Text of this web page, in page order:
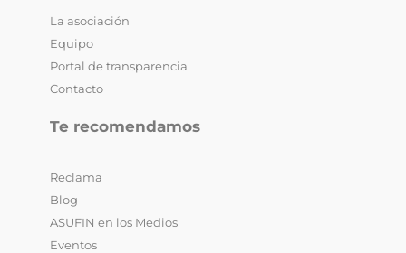
La asociación
Equipo
Portal de transparencia
Contacto
Te recomendamos
Reclama
Blog
ASUFIN en los Medios
Eventos